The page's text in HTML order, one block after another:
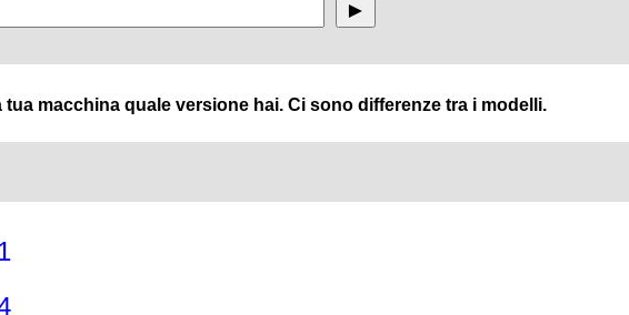
macchina quale versione hai. Ci sono differenze tra i modelli.